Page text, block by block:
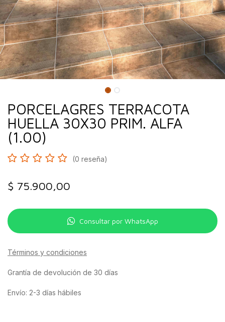
PORCELAGRES TERRACOTA
HUELLA 30X30 PRIM. ALFA
(1.00)
(0 reseña)
$ 75.900,00
Consultar por WhatsApp
Términos y condiciones
Grantía de devolución de 30 días
Envío: 2-3 días hábiles